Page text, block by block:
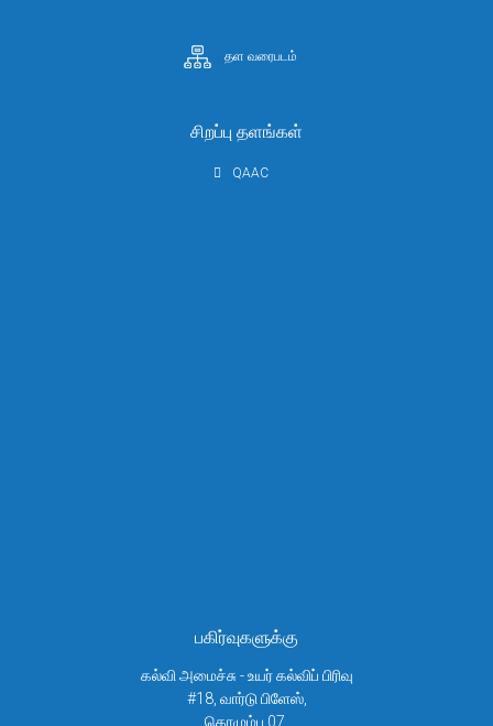
தள வரைபடம்
சிறப்பு தளங்கள்
QAAC
பகிர்வுகளுக்கு
கல்வி அமைச்சு - உயர் கல்விப் பிரிவு
#18, வார்டு பிளேஸ்,
கொழும்பு 07,